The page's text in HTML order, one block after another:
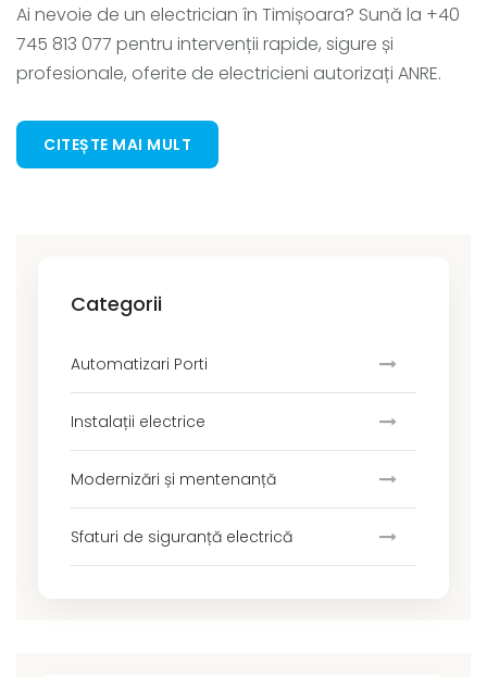
Ai nevoie de un electrician în Timișoara? Sună la +40
745 813 077 pentru intervenții rapide, sigure și
profesionale, oferite de electricieni autorizați ANRE.
CITEȘTE MAI MULT
Categorii
Automatizari Porti
Instalații electrice
Modernizări și mentenanță
Sfaturi de siguranță electrică